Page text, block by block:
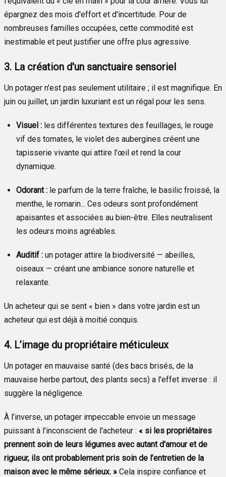
épargnez des mois d'effort et d'incertitude. Pour de
nombreuses familles occupées, cette commodité est
inestimable et peut justifier une offre plus agressive.
3. La création d'un sanctuaire sensoriel
Un potager n'est pas seulement utilitaire ; il est magnifique. En
juin ou juillet, un jardin luxuriant est un régal pour les sens.
Visuel : les différentes textures des feuillages, le rouge
vif des tomates, le violet des aubergines créent une
tapisserie vivante qui attire l’œil et rend la cour
dynamique.
Odorant : le parfum de la terre fraîche, le basilic froissé, la
menthe, le romarin... Ces odeurs sont profondément
apaisantes et associées au bien-être. Elles neutralisent
les odeurs moins agréables.
Auditif : un potager attire la biodiversité — abeilles,
oiseaux — créant une ambiance sonore naturelle et
relaxante.
Un acheteur qui se sent « bien » dans votre jardin est un
acheteur qui est déjà à moitié conquis.
4. L’image du propriétaire méticuleux
Un potager en mauvaise santé (des bacs brisés, de la
mauvaise herbe partout, des plants secs) a l'effet inverse : il
suggère la négligence.
À l’inverse, un potager impeccable envoie un message
puissant à l'inconscient de l'acheteur : « si les propriétaires
prennent soin de leurs légumes avec autant d'amour et de
rigueur, ils ont probablement pris soin de l’entretien de la
maison avec le même sérieux. » Cela inspire confiance et